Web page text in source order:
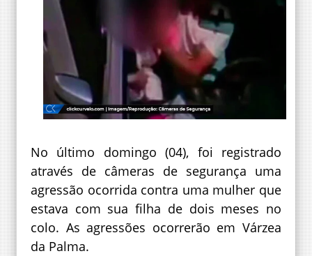
No último domingo (04), foi registrado
através de câmeras de segurança uma
agressão ocorrida contra uma mulher que
estava com sua filha de dois meses no
colo. As agressões ocorrerão em Várzea
da Palma.